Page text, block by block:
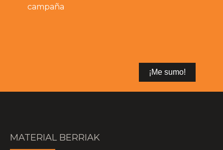
campaña
MATERIAL BERRIAK